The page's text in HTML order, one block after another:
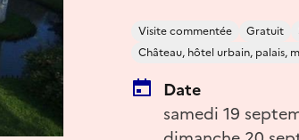
Visite commentée Gratuit
Château, hôtel urbain, palais,
Date
samedi 19